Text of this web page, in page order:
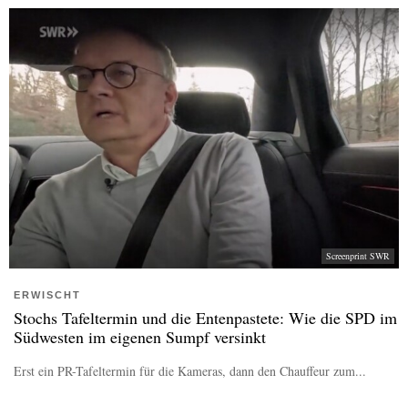
Screenprint SWR
ERWISCHT
Stochs Tafeltermin und die Entenpastete: Wie die SPD im
Südwesten im eigenen Sumpf versinkt
Erst ein PR-Tafeltermin für die Kameras, dann den Chauffeur zum...